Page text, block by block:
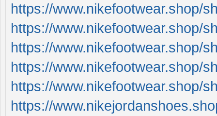
https://www.nikefootwear.shop/
https://www.nikefootwear.shop/
https://www.nikefootwear.shop/
https://www.nikefootwear.shop/
https://www.nikefootwear.shop/
https://